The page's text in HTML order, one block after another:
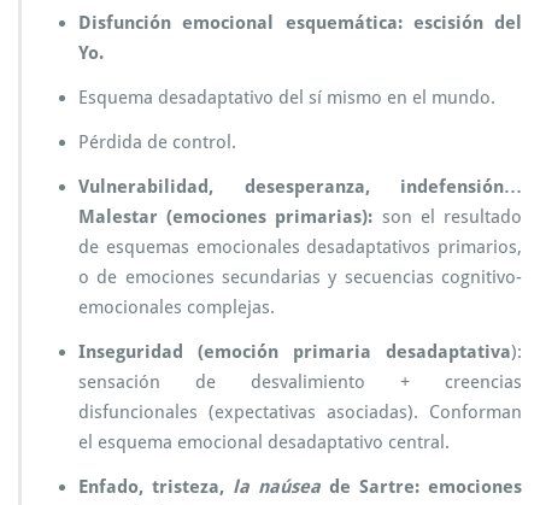
Disfunción emocional esquemática: escisión del
Yo.
Esquema desadaptativo del sí mismo en el mundo.
Pérdida de control.
Vulnerabilidad, desesperanza, indefensión…
Malestar (emociones primarias): son el resultado
de esquemas emocionales desadaptativos primarios,
o de emociones secundarias y secuencias cognitivo-
emocionales complejas.
Inseguridad (emoción primaria desadaptativa):
sensación de desvalimiento + creencias
disfuncionales (expectativas asociadas). Conforman
el esquema emocional desadaptativo central.
Enfado, tristeza, la naúsea de Sartre: emociones